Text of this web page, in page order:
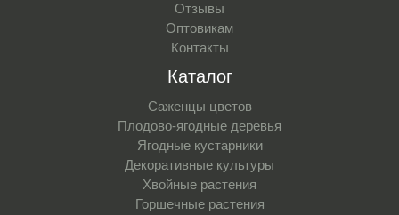
Отзывы
Оптовикам
Контакты
Каталог
Саженцы цветов
Плодово-ягодные деревья
Ягодные кустарники
Декоративные культуры
Хвойные растения
Горшечные растения